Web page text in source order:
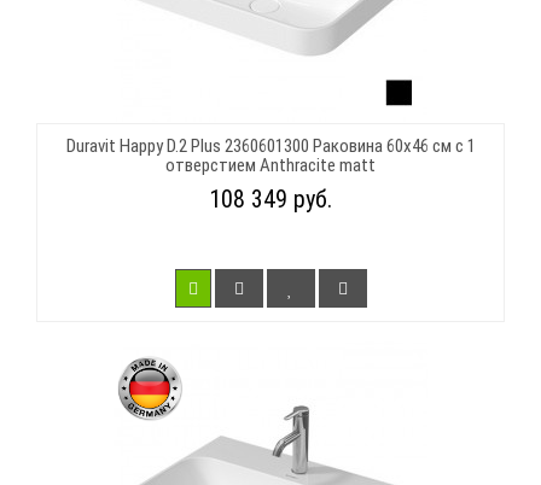
Duravit Happy D.2 Plus 2360601300 Раковина 60х46 см с 1
отверстием Anthracite matt
108 349 руб.